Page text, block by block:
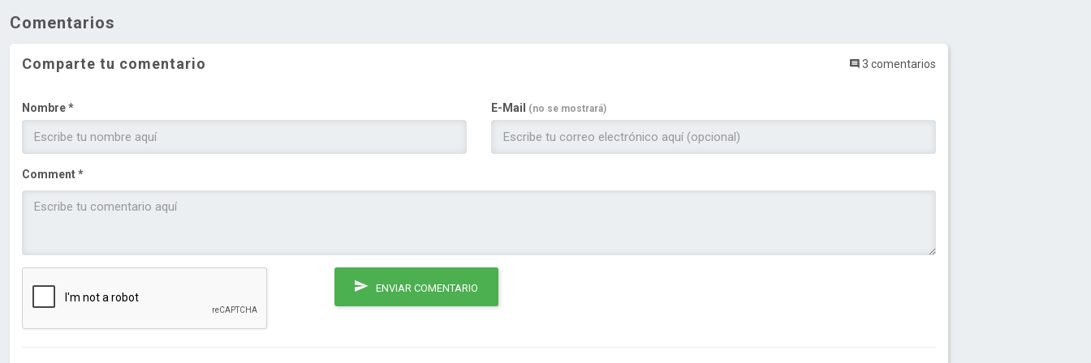
Comentarios
Comparte tu comentario 3 comentarios
Nombre * E-Mail (no se mostrará)
Comment *
ENVIAR COMENTARIO